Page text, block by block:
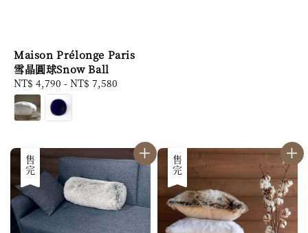
Maison Prélonge Paris
雪晶圓球Snow Ball
Regular
price
NT$ 4,790 - NT$ 7,580
售完 售完